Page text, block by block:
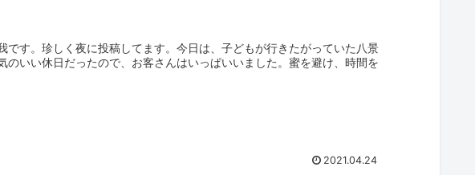
です。珍しく夜に投稿してます。今日は、子どもが行きたがっていた八景
いい休日だったので、お客さんはいっぱいいました。蜜を避け、時間を
2021.04.24